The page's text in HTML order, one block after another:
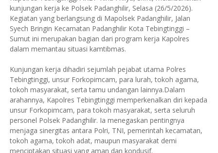
kunjungan kerja ke Polsek Padanghilir, Selasa (26/5/2026).
Kegiatan yang berlangsung di Mapolsek Padanghilir, Jalan
Syech Bringin Kecamatan Padanghilir Kota Tebingtinggi –
Sumut ini merupakan bagian dari program kerja Kapolres
dalam memantau situasi kamtibmas.
Kunjungan kerja dihadiri sejumlah pejabat utama Polres
Tebingtinggi, unsur Forkopimcam, para lurah, tokoh agama,
tokoh masyarakat, serta tamu undangan lainnya.Dalam
arahannya, Kapolres Tebingtinggi memperkenalkan diri kepada
unsur Forkopimcam, para tokoh masyarakat, serta seluruh
personel Polsek Padanghilir. Ia menegaskan pentingnya
menjaga sinergitas antara Polri, TNI, pemerintah kecamatan,
tokoh agama, tokoh adat, maupun masyarakat demi
menciptakan situasi yang aman dan kondusif.